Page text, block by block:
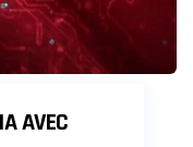
AVEC